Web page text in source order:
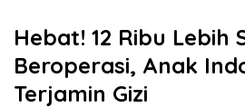
Hebat! 12 Ribu Lebih
Beroperasi, Anak
Terjamin Gizi